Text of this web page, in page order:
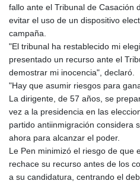
fallo ante el Tribunal de Casación
evitar el uso de un dispositivo
campaña.
"El tribunal ha restablecido mi
presentado un recurso ante el
demostrar mi inocencia", declaró.
"Hay que asumir riesgos para
La dirigente, de 57 años, se
vez a la presidencia en las
partido antiinmigración considera
ahora para alcanzar el poder.
Le Pen minimizó el riesgo de que
rechace su recurso antes de los
a su candidatura, centrando el